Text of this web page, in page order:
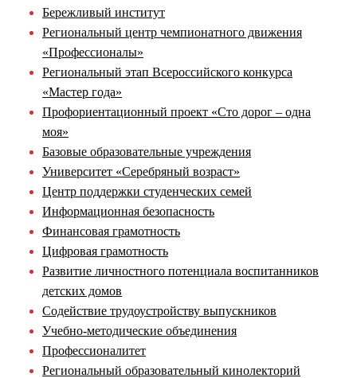
Бережливый институт
Региональный центр чемпионатного движения
«Профессионалы»
Региональный этап Всероссийского конкурса
«Мастер года»
Профориентационный проект «Сто дорог – одна
моя»
Базовые образовательные учреждения
Университет «Серебряный возраст»
Центр поддержки студенческих семей
Информационная безопасность
Финансовая грамотность
Цифровая грамотность
Развитие личностного потенциала воспитанников
детских домов
Содействие трудоустройству выпускников
Учебно-методические объединения
Профессионалитет
Региональный образовательный кинолекторий